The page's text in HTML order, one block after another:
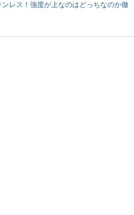
ンレス！強度が上なのはどっちなのか徹